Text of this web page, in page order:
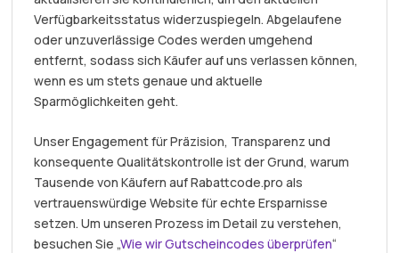
Verfügbarkeitsstatus widerzuspiegeln. Abgelaufene
oder unzuverlässige Codes werden umgehend
entfernt, sodass sich Käufer auf uns verlassen können,
wenn es um stets genaue und aktuelle
Sparmöglichkeiten geht.
Unser Engagement für Präzision, Transparenz und
konsequente Qualitätskontrolle ist der Grund, warum
Tausende von Käufern auf Rabattcode.pro als
vertrauenswürdige Website für echte Ersparnisse
setzen. Um unseren Prozess im Detail zu verstehen,
besuchen Sie „Wie wir Gutscheincodes überprüfen“